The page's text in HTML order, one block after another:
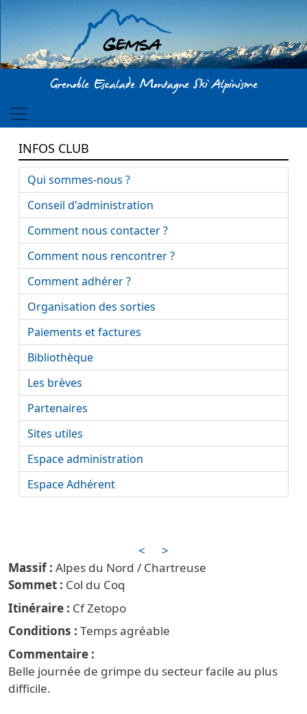
Aller au contenu principal
Grenoble Escalade Montagne Ski Alpinisme
<
>
Alpes du Nord / Chartreuse
Col du Coq
Itinéraire
Cf Zetopo
Conditions
Temps agréable
Commentaire
Belle journée de grimpe du secteur facile au plus
difficile.
INFOS CLUB
Qui sommes-nous ?
Conseil d'administration
Comment nous contacter ?
Comment nous rencontrer ?
Comment adhérer ?
Organisation des sorties
Paiements et factures
Bibliothèque
Les brèves
Partenaires
Sites utiles
Espace administration
Espace Adhérent